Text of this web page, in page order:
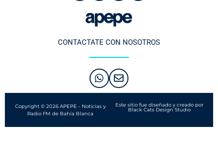
CONTACTATE CON NOSOTROS
Copyright © 2026 APEPE - Noticias y
Radio FM de Bahía Blanca
Este sitio fue diseñado y creado por
Black Cats Design Studio